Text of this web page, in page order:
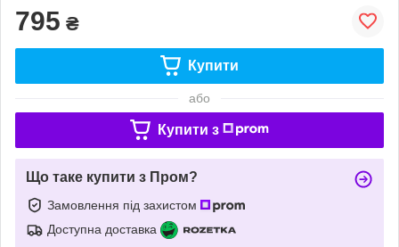
795 ₴
Купити
або
Купити з
Що таке купити з Пром?
Замовлення під захистом
Доступна доставка